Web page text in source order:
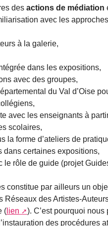
des actions de médiation
avec les
à la galerie,
dans les expositions,
avec des groupes,
du Val d’Oise
avec les enseignants à
scolaires,
la forme d’ateliers de
dans certaines expositions,
rôle de guide (projet
constitue par ailleurs un
Réseaux des Artistes-
( lien
). C’est pourquoi nous
des procédures